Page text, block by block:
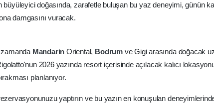
büyüleyici doğasında, zarafetle buluşan bu yaz deneyimi, günün
damgasını vuracak.
MandarinOriental, Bodrum ve Gigi arasında doğacak
2026 yazında resort içerisinde açılacak kalıcı
planlanıyor.
yaptırın ve bu yazın en konuşulan